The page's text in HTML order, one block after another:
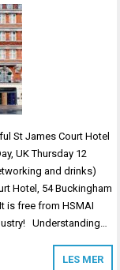
St James Court Hotel
UK Thursday 12
and drinks)
Hotel, 54 Buckingham
is free from HSMAI
Understanding…
LES MER